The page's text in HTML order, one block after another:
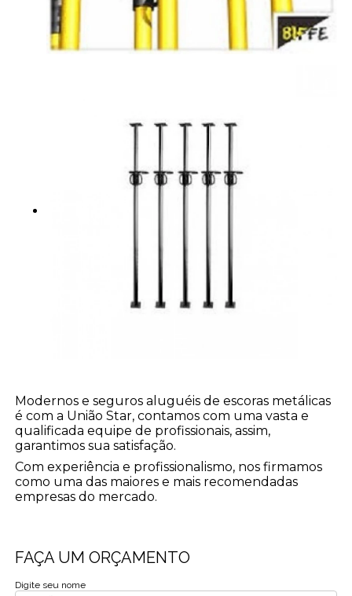
Modernos e seguros aluguéis de escoras metálicas
é com a União Star, contamos com uma vasta e
qualificada equipe de profissionais, assim,
garantimos sua satisfação.
Com experiência e profissionalismo, nos firmamos
como uma das maiores e mais recomendadas
empresas do mercado.
FAÇA UM ORÇAMENTO
Digite seu nome